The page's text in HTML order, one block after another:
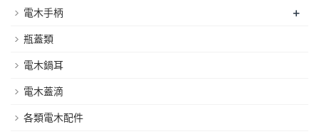
電木手柄 +
瓶蓋類
電木鍋耳
電木蓋滴
各類電木配件